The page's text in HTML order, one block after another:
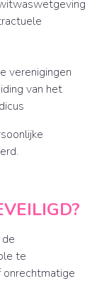
verenigingen
van het
te